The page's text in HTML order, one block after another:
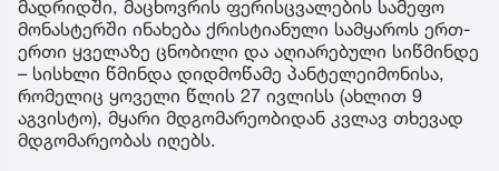
მადრიდში, მაცხოვრის ფერისცვალების სამეფო
მონასტერში ინახება ქრისტიანული სამყაროს ერთ-
ერთი ყველაზე ცნობილი და აღიარებული სიწმინდე
– სისხლი წმინდა დიდმოწამე პანტელეიმონისა,
რომელიც ყოველი წლის 27 ივლისს (ახლით 9
აგვისტო), მყარი მდგომარეობიდან კვლავ თხევად
მდგომარეობას იღებს.